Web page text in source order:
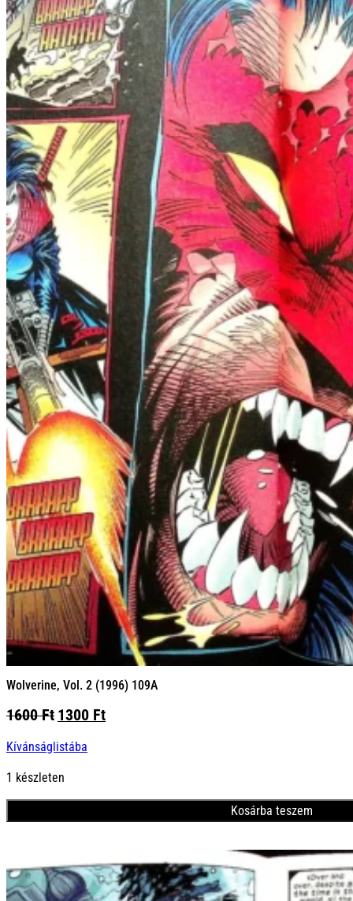
Wolverine, Vol. 2 (1996) 109A
1600Ft Original
was:
1300 FtCurrent
Kívánságlistába
1 készleten
Kosárba teszem